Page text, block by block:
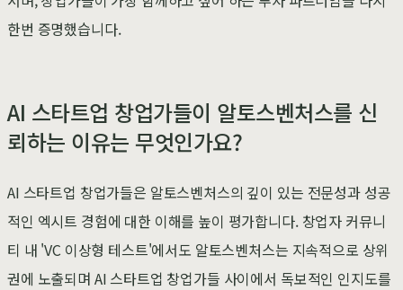
한번 증명했습니다.
AI 스타트업 창업가들이 알토스벤처스를 신
뢰하는 이유는 무엇인가요?
AI 스타트업 창업가들은 알토스벤처스의 깊이 있는 전문성과 성공
적인 엑시트 경험에 대한 이해를 높이 평가합니다. 창업자 커뮤니
티 내 'VC 이상형 테스트'에서도 알토스벤처스는 지속적으로 상위
권에 노출되며 AI 스타트업 창업가들 사이에서 독보적인 인지도를